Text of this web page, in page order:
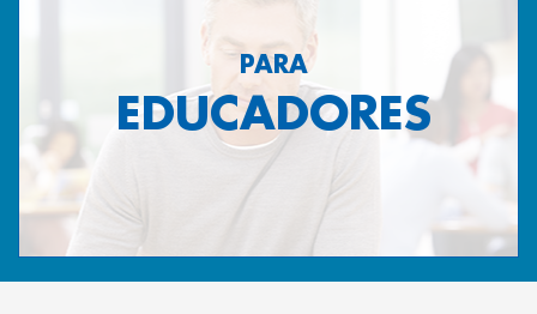
PARA
EDUCADORES